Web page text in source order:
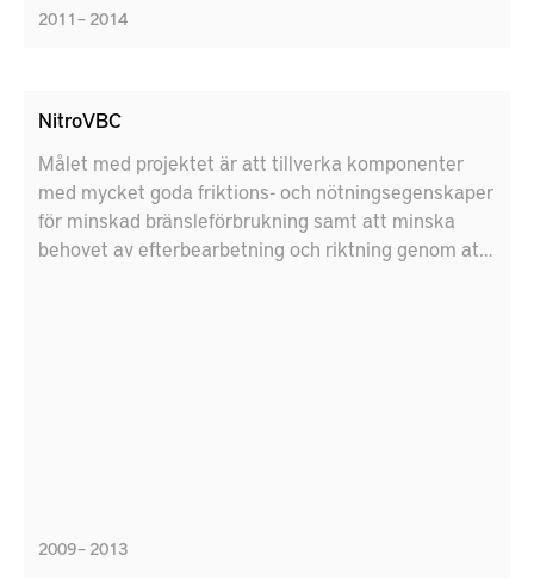
2011 – 2014
NitroVBC
Målet med projektet är att tillverka komponenter
med mycket goda friktions- och nötningsegenskaper
för minskad bränsleförbrukning samt att minska
behovet av efterbearbetning och riktning genom att
2009 – 2013